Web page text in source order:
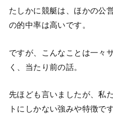
たしかに競艇は、ほかの公
の的中率は高いです。
ですが、こんなことは一々
く、当たり前の話。
先ほども言いましたが、私
トにしかない強みや特徴です